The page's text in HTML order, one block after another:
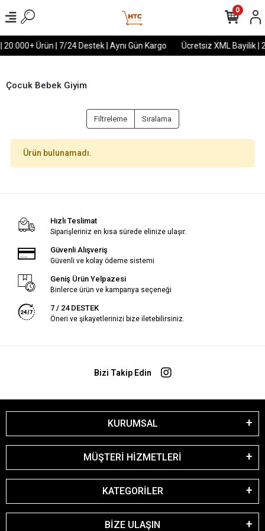
Ürün | 7/24 Destek | Aynı Gün Kargo Ücretsiz XML Bayilik |
0
Çocuk Bebek Giyim
Filtreleme Sıralama
Ürün bulunamadı.
Hızlı Teslimat
Siparişleriniz en kısa sürede elinize ulaşır.
Güvenli Alışveriş
Güvenli ve kolay ödeme sistemi
Geniş Ürün Yelpazesi
Binlerce ürün ve kampanya seçeneği
7 / 24 DESTEK
Öneri ve şikayetlerinizi bize iletebilirsiniz.
Bizi Takip Edin
KURUMSAL
MÜŞTERİ HİZMETLERİ
KATEGORİLER
BİZE ULAŞIN